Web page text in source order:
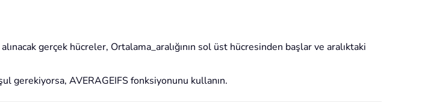
gerçek hücreler, Ortalama_aralığının sol üst hücresinden başlar ve aralıktaki
gerekiyorsa, AVERAGEIFS fonksiyonunu kullanın.